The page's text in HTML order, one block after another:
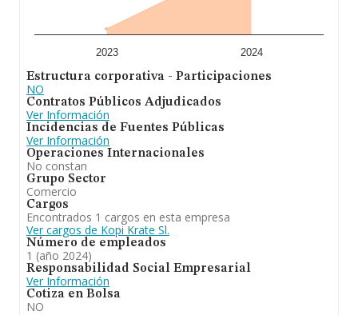
2023 2024
Estructura corporativa - Participaciones
NO
Contratos Públicos Adjudicados
Ver Información
Incidencias de Fuentes Públicas
Ver Información
Operaciones Internacionales
No constan
Grupo Sector
Comercio
Cargos
Encontrados 1 cargos en esta empresa
Ver cargos de Kopi Krate Sl.
Número de empleados
1 (año 2024)
Responsabilidad Social Empresarial
Ver Información
Cotiza en Bolsa
NO